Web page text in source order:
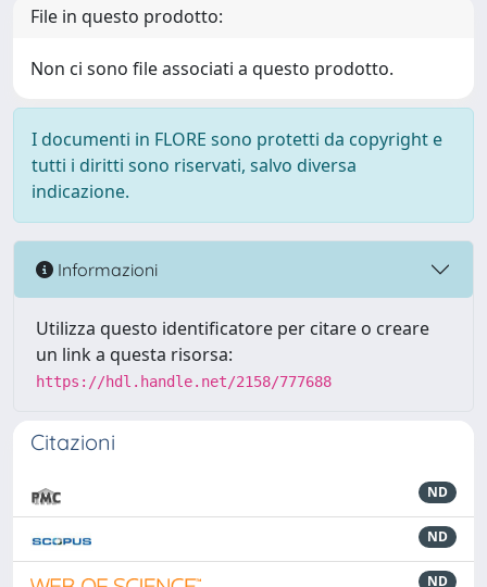
File in questo prodotto:
Non ci sono file associati a questo prodotto.
I documenti in FLORE sono protetti da copyright e
tutti i diritti sono riservati, salvo diversa
indicazione.
Informazioni
Utilizza questo identificatore per citare o creare
un link a questa risorsa:
https://hdl.handle.net/2158/777688
Citazioni
ND
ND
ND